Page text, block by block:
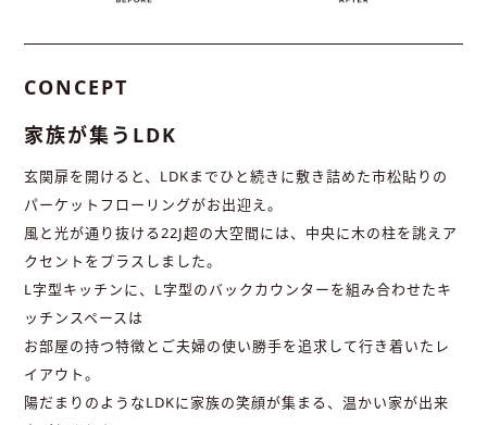
CONCEPT
家族が集うLDK
玄関扉を開けると、LDKまでひと続きに敷き詰めた市松貼りの
パーケットフローリングがお出迎え。
風と光が通り抜ける22J超の大空間には、中央に木の柱を誂えア
クセントをプラスしました。
L字型キッチンに、L字型のバックカウンターを組み合わせたキ
ッチンスペースは
お部屋の持つ特徴とご夫婦の使い勝手を追求して行き着いたレ
イアウト。
陽だまりのようなLDKに家族の笑顔が集まる、温かい家が出来